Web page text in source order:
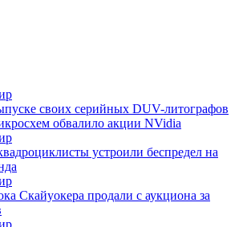
своих серийных DUV-литографов
обвалило акции NVidia
устроили беспредел на
Скайуокера продали с аукциона за